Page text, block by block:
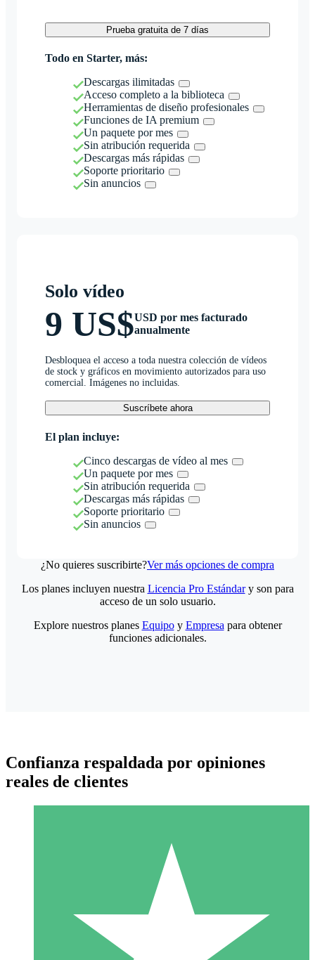
Prueba gratuita de 7 días
Todo en Starter, más:
Descargas ilimitadas
Acceso completo a la biblioteca
Herramientas de diseño profesionales
Funciones de IA premium
Un paquete por mes
Sin atribución requerida
Descargas más rápidas
Soporte prioritario
Sin anuncios
Solo vídeo
9 US$USD por mes facturado
anualmente
Desbloquea el acceso a toda nuestra colección de vídeos
de stock y gráficos en movimiento autorizados para uso
comercial. Imágenes no incluidas.
Suscríbete ahora
El plan incluye:
Cinco descargas de vídeo al mes
Un paquete por mes
Sin atribución requerida
Descargas más rápidas
Soporte prioritario
Sin anuncios
¿No quieres suscribirte?Ver más opciones de compra
Paquetes de Créditos Individuales
Paga según el uso con créditos de descarga. Sin compromiso
Los planes incluyen nuestra Licencia Pro Estándary son para
acceso de un solo usuario.
Explore nuestros planes Equipoy Empresa para obtener
funciones adicionales.
Confianza respaldada por opiniones
reales de clientes